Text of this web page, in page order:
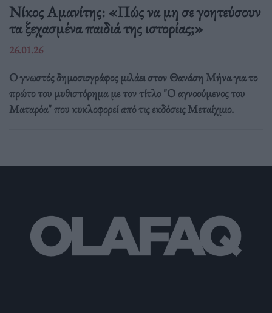
Νίκος Αμανίτης: «Πώς να μη σε γοητεύσουν
τα ξεχασμένα παιδιά της ιστορίας;»
26.01.26
Ο γνωστός δημοσιογράφος μιλάει στον Θανάση Μήνα για το
πρώτο του μυθιστόρημα με τον τίτλο "Ο αγνοούμενος του
Ματαρόα" που κυκλοφορεί από τις εκδόσεις Μεταίχμιο.